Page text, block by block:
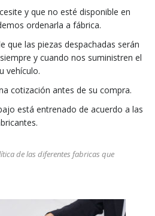
y que no esté disponible en
ordenarla a fábrica.
que las piezas despachadas serán
y cuando nos suministren el
vehículo.
cotización antes de su compra.
está entrenado de acuerdo a las
de las diferentes fabricas que